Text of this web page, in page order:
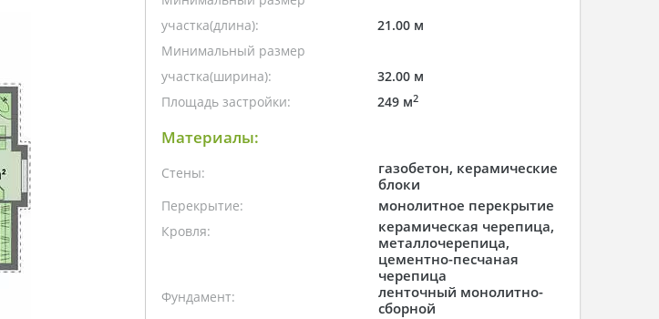
участка(длина):
21.00 м
Минимальный размер
участка(ширина):
32.00 м
Площадь застройки:
249 м2
Материалы:
Стены:
газобетон, керамические
блоки
Перекрытие: монолитное перекрытие
Кровля:
керамическая черепица,
металлочерепица,
цементно-песчаная
черепица
Фундамент:
ленточный монолитно-
сборной